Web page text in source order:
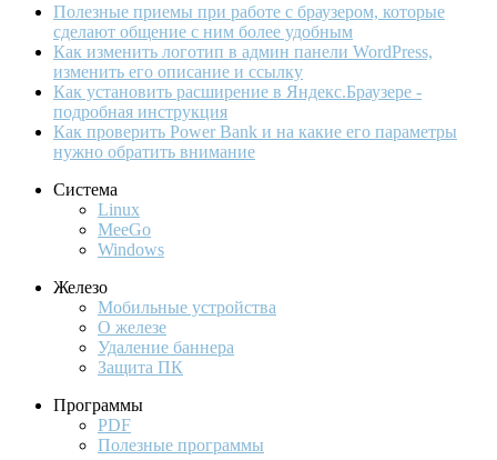
Полезные приемы при работе с браузером, которые
сделают общение с ним более удобным
Как изменить логотип в админ панели WordPress,
изменить его описание и ссылку
Как установить расширение в Яндекс.Браузере -
подробная инструкция
Как проверить Power Bank и на какие его параметры
нужно обратить внимание
Система
Linux
MeeGo
Windows
Железо
Мобильные устройства
О железе
Удаление баннера
Защита ПК
Программы
PDF
Полезные программы